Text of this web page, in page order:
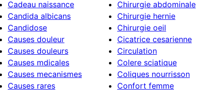
Cadeau naissance
Candida albicans
Candidose
Causes douleur
Causes douleurs
Causes mdicales
Causes mecanismes
Causes rares
Chirurgie abdominale
Chirurgie hernie
Chirurgie oeil
Cicatrice cesarienne
Circulation
Colere sciatique
Coliques nourrisson
Confort femme